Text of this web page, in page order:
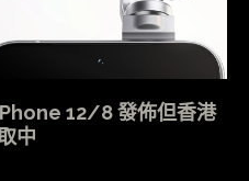
Phone 12/8 發佈但香港
中